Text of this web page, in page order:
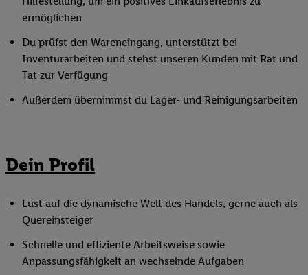
ermöglichen
Du prüfst den Wareneingang, unterstützt bei
Inventurarbeiten und stehst unseren Kunden mit Rat und
Tat zur Verfügung
Außerdem übernimmst du Lager- und Reinigungsarbeiten
Dein Profil
Lust auf die dynamische Welt des Handels, gerne auch als
Quereinsteiger
Schnelle und effiziente Arbeitsweise sowie
Anpassungsfähigkeit an wechselnde Aufgaben